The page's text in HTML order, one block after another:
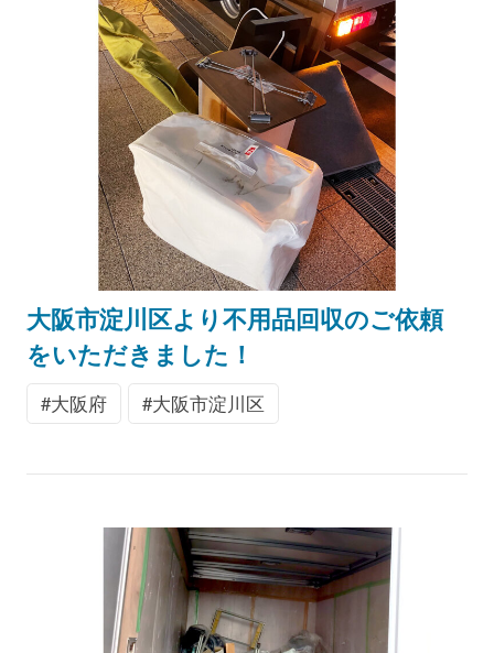
大阪市淀川区より不用品回収のご依頼
をいただきました！
大阪府 大阪市淀川区